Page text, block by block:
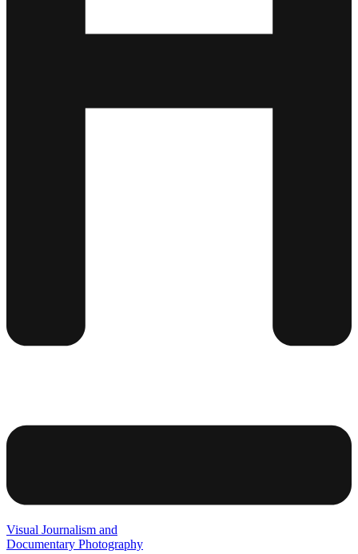
Visual Journalism and
Documentary Photography